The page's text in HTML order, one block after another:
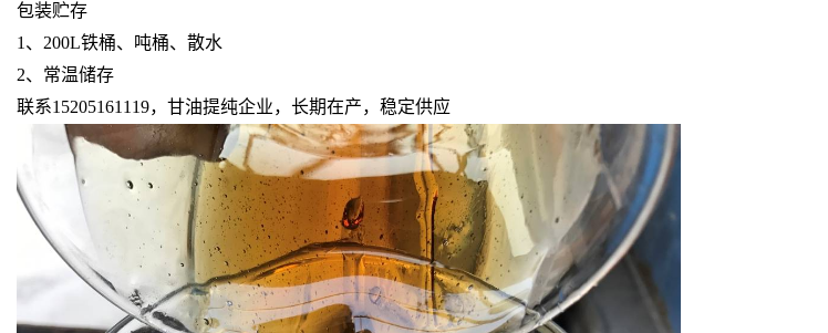
包装贮存
1、200L铁桶、吨桶、散水
2、常温储存
联系15205161119，甘油提纯企业，长期在产，稳定供应